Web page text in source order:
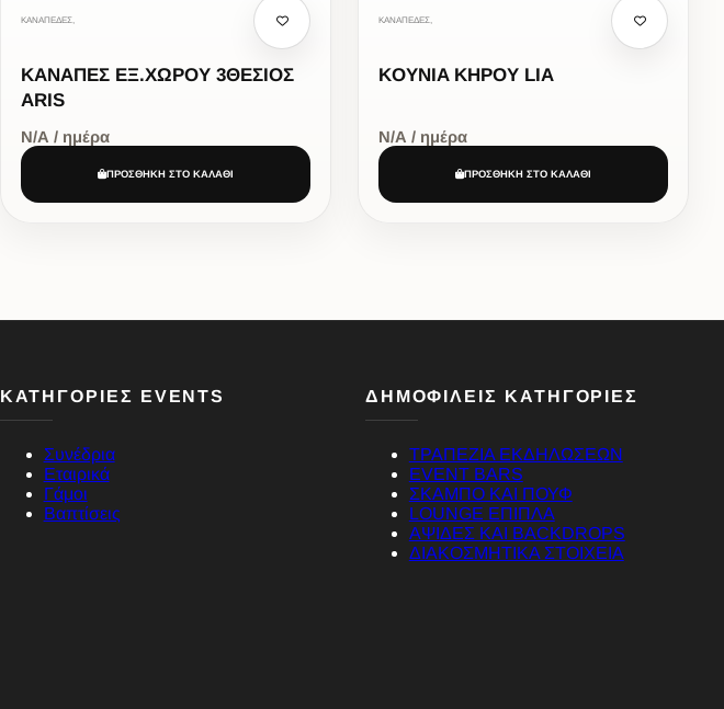
ΚΑΝΑΠΕΔΕΣ,
ΚΑΝΑΠΕΣ ΕΞ.ΧΩΡΟΥ 3ΘΕΣΙΟΣ
ARIS
Ν/Α / ημέρα
ΠΡΟΣΘΗΚΗ ΣΤΟ ΚΑΛΑΘΙ
ΚΑΝΑΠΕΔΕΣ,
KOYNIA KHPOY LIA
Ν/Α / ημέρα
ΠΡΟΣΘΗΚΗ ΣΤΟ ΚΑΛΑΘΙ
ΚΑΤΗΓΟΡΙΕΣ EVENTS
Συνέδρια
Εταιρικά
Γάμοι
Βαπτίσεις
ΔΗΜΟΦΙΛΕΙΣ ΚΑΤΗΓΟΡΙΕΣ
ΤΡΑΠΕΖΙΑ ΕΚΔΗΛΩΣΕΩΝ
EVENT BARS
ΣΚΑΜΠΟ ΚΑΙ ΠΟΥΦ
LOUNGE ΕΠΙΠΛΑ
ΑΨΙΔΕΣ ΚΑΙ BACKDROPS
ΔΙΑΚΟΣΜΗΤΙΚΑ ΣΤΟΙΧΕΙΑ